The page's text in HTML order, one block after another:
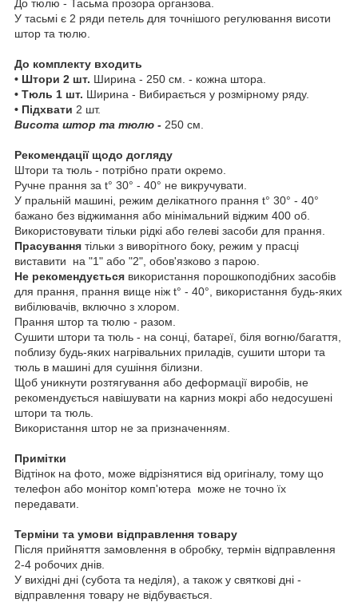
До тюлю - Тасьма прозора органзова.
У тасьмі є 2 ряди петель для точнішого регулювання висоти
штор та тюлю.
До комплекту входить
• Штори 2 шт. Ширина - 250 см. - кожна штора.
• Тюль 1 шт. Ширина - Вибирається у розмірному ряду.
• Підхвати 2 шт.
Висота штор та тюлю - 250 см.
Рекомендації щодо догляду
Штори та тюль - потрібно прати окремо.
Ручне прання за t° 30° - 40° не викручувати.
У пральній машині, режим делікатного прання t° 30° - 40°
бажано без віджимання або мінімальний віджим 400 об.
Використовувати тільки рідкі або гелеві засоби для прання.
Прасування тільки з виворітного боку, режим у прасці
виставити на "1" або "2", обов'язково з парою.
Не рекомендується використання порошкоподібних засобів
для прання, прання вище ніж t° - 40°, використання будь-яких
вибілювачів, включно з хлором.
Прання штор та тюлю - разом.
Сушити штори та тюль - на сонці, батареї, біля вогню/багаття,
поблизу будь-яких нагрівальних приладів, сушити штори та
тюль в машині для сушіння білизни.
Щоб уникнути розтягування або деформації виробів, не
рекомендується навішувати на карниз мокрі або недосушені
штори та тюль.
Використання штор не за призначенням.
Примітки
Відтінок на фото, може відрізнятися від оригіналу, тому що
телефон або монітор комп'ютера може не точно їх
передавати.
Терміни та умови відправлення товару
Після прийняття замовлення в обробку, термін відправлення
2-4 робочих днів.
У вихідні дні (субота та неділя), а також у святкові дні -
відправлення товару не відбувається.